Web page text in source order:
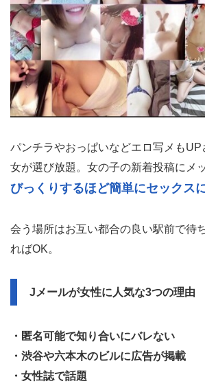
パンチラやおっぱいなどエロ写メもUP
女が選び放題。女の子の新着投稿にメ
びっくりするほど簡単にセックス
会う場所はお互い都合の良い駅前で待
ればOK。
Jメールが女性に人気な3つの理由
・匿名可能で知り合いにバレない
・渋谷や六本木のビルに広告が掲載
・女性誌で話題